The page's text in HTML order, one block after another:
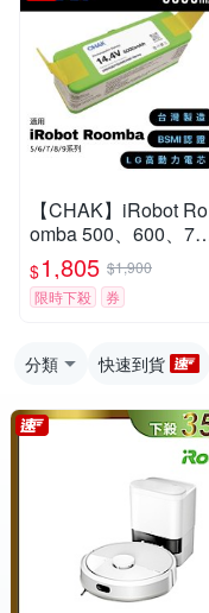
【CHAK】iRobot Ro
omba 500、600、70
0、800、900掃地機
副廠鋰電池(超高容量
5000mAh)
$1,805 $1,900
限時下殺
券
分類 快速到貨